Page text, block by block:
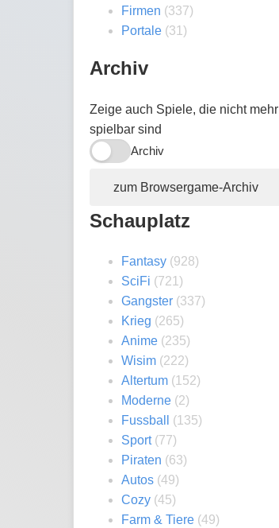
Firmen (337)
Portale (31)
Archiv
Zeige auch Spiele, die nicht mehr
spielbar sind
Archiv
zum Browsergame-Archiv
Schauplatz
Fantasy (928)
SciFi (721)
Gangster (337)
Krieg (265)
Anime (235)
Wisim (222)
Altertum (152)
Moderne (2)
Fussball
(135)
Sport(77)
Piraten (63)
Autos (49)
Cozy (45)
Farm & Tiere (49)